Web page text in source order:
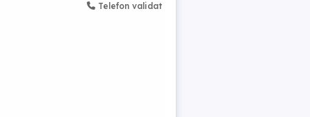
Telefon validat